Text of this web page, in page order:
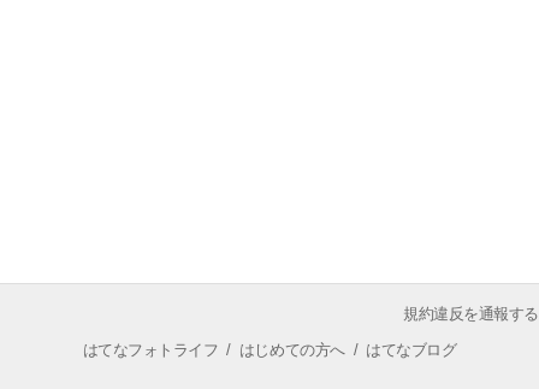
規約違反を通報する
はてなフォトライフ / はじめての方へ/ はてなブログ